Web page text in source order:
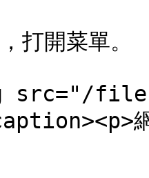
打開菜單。
files/